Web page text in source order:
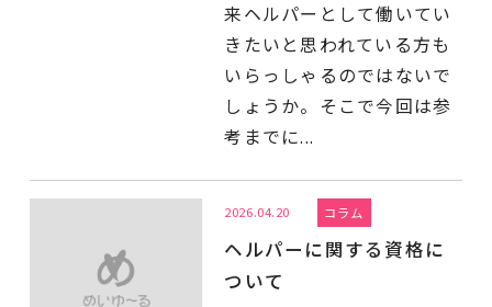
来ヘルパーとして働いてい
きたいと思われている方も
いらっしゃるのではないで
しょうか。そこで今回は参
考までに...
2026.04.20 コラム
ヘルパーに関する資格に
ついて